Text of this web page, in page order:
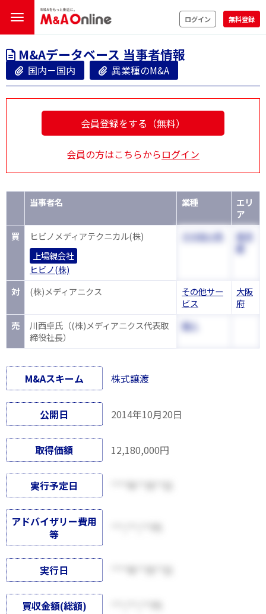
ログイン 無料登録
M&Aデータベース 当事者情報
国内－国内 異業種のM&A
会員登録をする（無料）
会員の方はこちらからログイン
当事者名 業種
エリ
ア
買
ヒビノメディアテクニカル(株)
上場親会社
ヒビノ(株)
その他小売
東京
対 (株)メディアニクス
その他サー
ビス
大阪
府
売
川西卓氏（(株)メディアニクス代表取
締役社長）
個人
M&Aスキーム 株式譲渡
公開日 2014年10月20日
取得価額 12,180,000円
実行予定日
アドバイザリー費用
等
実行日
買収金額(総額)